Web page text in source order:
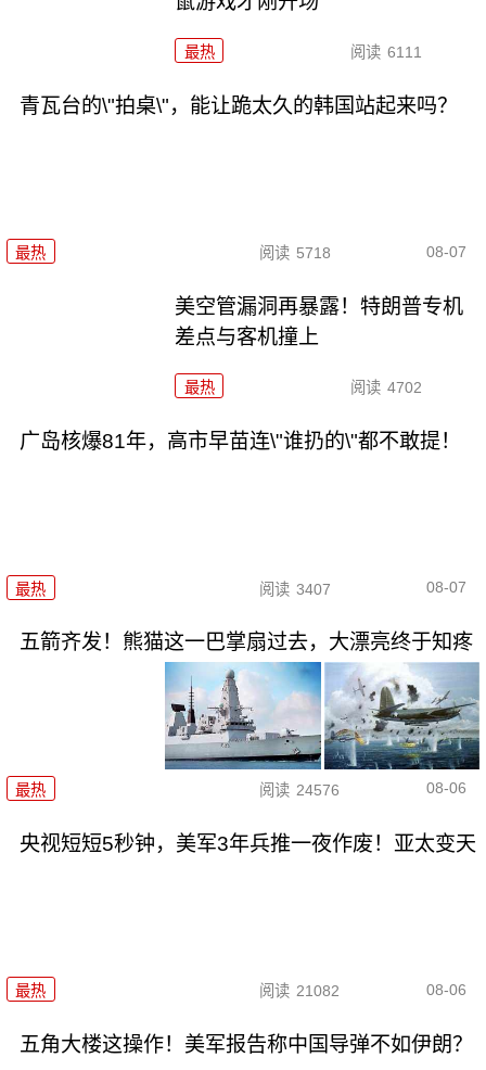
最热 阅读 6111
青瓦台的\"拍桌\"，能让跪太久的韩国站起来吗？
最热 阅读 5718 08-07
美空管漏洞再暴露！特朗普专机
差点与客机撞上
最热 阅读 4702
广岛核爆81年，高市早苗连\"谁扔的\"都不敢提！
最热 阅读 3407 08-07
五箭齐发！熊猫这一巴掌扇过去，大漂亮终于知疼
最热 阅读 24576 08-06
央视短短5秒钟，美军3年兵推一夜作废！亚太变天
最热 阅读 21082 08-06
五角大楼这操作！美军报告称中国导弹不如伊朗？